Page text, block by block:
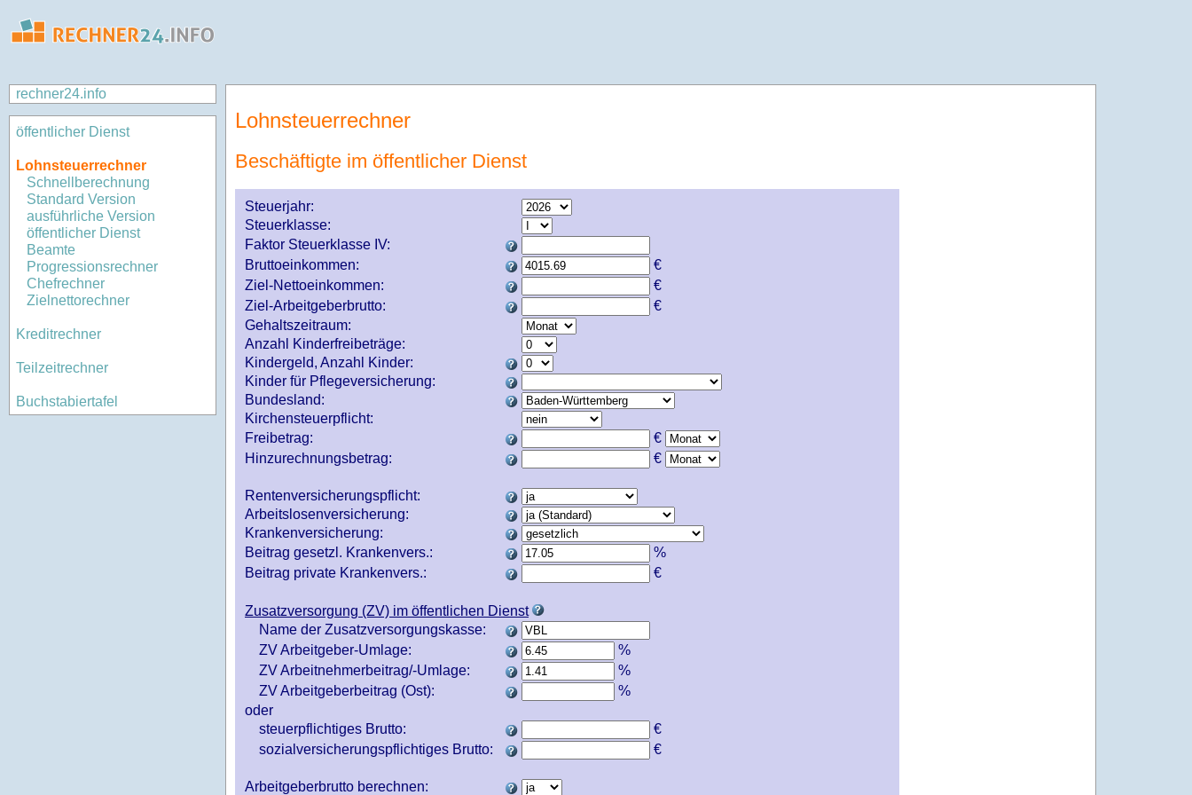
rechner24.info
öffentlicher Dienst
Lohnsteuerrechner
Schnellberechnung
Standard Version
ausführliche Version
öffentlicher Dienst
Beamte
Progressionsrechner
Chefrechner
Zielnettorechner
Kreditrechner
Teilzeitrechner
Buchstabiertafel
Lohnsteuerrechner
Beschäftigte im öffentlicher Dienst
Steuerjahr:
Steuerklasse:
Faktor Steuerklasse IV:
Bruttoeinkommen:
€
Ziel-Nettoeinkommen:
€
Ziel-Arbeitgeberbrutto:
€
Gehaltszeitraum:
Anzahl Kinderfreibeträge:
Kindergeld, Anzahl Kinder:
Kinder für Pflegeversicherung:
Bundesland:
Kirchensteuerpflicht:
Freibetrag:
€
Hinzurechnungsbetrag:
€
Rentenversicherungspflicht:
Arbeitslosenversicherung:
Krankenversicherung:
Beitrag gesetzl. Krankenvers.:
%
Beitrag private Krankenvers.:
€
Zusatzversorgung (ZV) im öffentlichen Dienst
Name der Zusatzversorgungskasse:
ZV Arbeitgeber-Umlage:
%
ZV Arbeitnehmerbeitrag/-Umlage:
%
ZV Arbeitgeberbeitrag (Ost):
%
oder
steuerpflichtiges Brutto:
€
sozialversicherungspflichtiges Brutto:
€
Arbeitgeberbrutto berechnen: